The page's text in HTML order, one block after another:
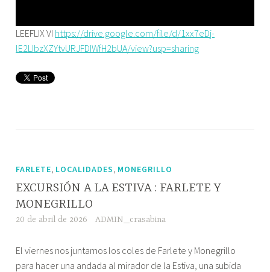
LEEFLIX VI https://drive.google.com/file/d/1xx7eDj-
lE2LIbzXZYtvURJFDIWfH2bUA/view?usp=sharing
FARLETE LOCALIDADES MONEGRILLO
EXCURSIÓN A LA ESTIVA : FARLETE Y
MONEGRILLO
20 de abril de 2026 ADMIN_crasabina
El viernes nos juntamos los coles de Farlete y Monegrillo
para hacer una andada al mirador de la Estiva, una subida